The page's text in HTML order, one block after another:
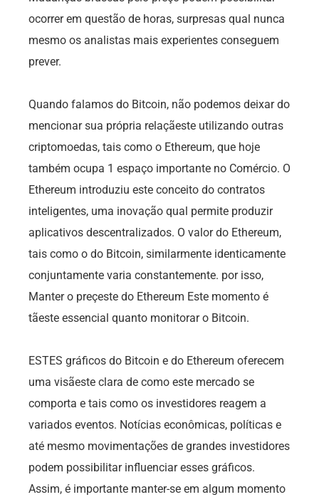
ocorrer em questão de horas, surpresas qual nunca
mesmo os analistas mais experientes conseguem
prever.
Quando falamos do Bitcoin, não podemos deixar do
mencionar sua própria relaçãeste utilizando outras
criptomoedas, tais como o Ethereum, que hoje
também ocupa 1 espaço importante no Comércio. O
Ethereum introduziu este conceito do contratos
inteligentes, uma inovação qual permite produzir
aplicativos descentralizados. O valor do Ethereum,
tais como o do Bitcoin, similarmente identicamente
conjuntamente varia constantemente. por isso,
Manter o preçeste do Ethereum Este momento é
tãeste essencial quanto monitorar o Bitcoin.
ESTES gráficos do Bitcoin e do Ethereum oferecem
uma visãeste clara de como este mercado se
comporta e tais como os investidores reagem a
variados eventos. Notícias econômicas, políticas e
até mesmo movimentações de grandes investidores
podem possibilitar influenciar esses gráficos.
Assim, é importante manter-se em algum momento